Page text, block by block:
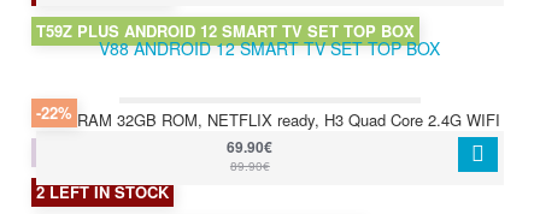
T59Z PLUS ANDROID 12 SMART TV SET TOP BOX
V88 ANDROID 12 SMART TV SET TOP BOX
4GB RAM 32GB ROM, NETFLIX ready, H3 Quad Core 2.4G WIFI
-22%
2 LEFT IN STOCK
69.90€
89.90€